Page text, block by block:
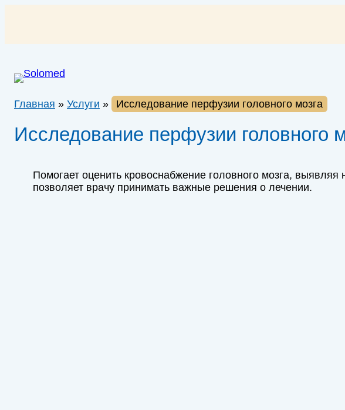
Главная » Услуги » Исследование перфузии головного мозга
Исследование перфузии головного
Помогает оценить кровоснабжение головного мозга,
позволяет врачу принимать важные решения о лечении.